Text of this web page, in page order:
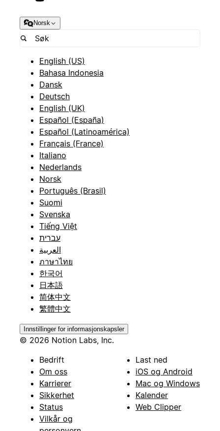
Norsk
English (US)
Bahasa Indonesia
Dansk
Deutsch
English (UK)
Español (España)
Español (Latinoamérica)
Français (France)
Italiano
Nederlands
Norsk
Português (Brasil)
Suomi
Svenska
Tiếng Việt
עברית
العربية
ภาษาไทย
한국어
日本語
简体中文
繁體中文
Innstillinger for informasjonskapsler
© 2026 Notion Labs, Inc.
Bedrift
Om oss
Karrierer
Sikkerhet
Status
Vilkår og
Last ned
iOS og Android
Mac og Windows
Kalender
Web Clipper